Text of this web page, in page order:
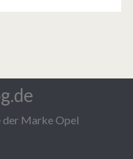
der Marke Opel